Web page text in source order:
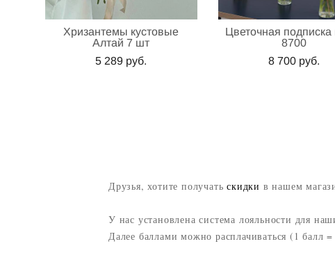
Хризантемы кустовые
Алтай 7 шт
5 289 pуб.
Цветочная подписка
8700
8 700 pуб.
Друзья, хотите получатьскидки в нашем
У нас установлена система лояльности для
Далее баллами можно расплачиваться (1 балл